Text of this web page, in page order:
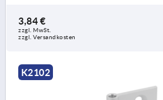
3,84 €
zzgl. MwSt.
zzgl. Versandkosten
K2102